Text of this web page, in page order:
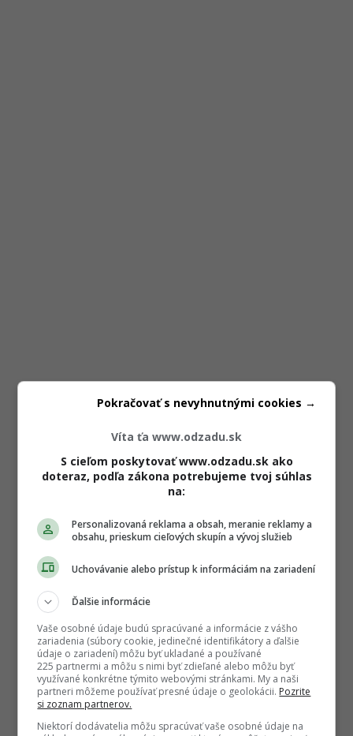
Víta ťa www.odzadu.sk
S cieľom poskytovať www.odzadu.sk ako
doteraz, podľa zákona potrebujeme tvoj súhlas
na:
Personalizovaná reklama a obsah, meranie reklamy a
obsahu, prieskum cieľových skupín a vývoj služieb
Uchovávanie alebo prístup k informáciám na zariadení
Ďalšie informácie
Vaše osobné údaje budú spracúvané a informácie z vášho
zariadenia (súbory cookie, jedinečné identifikátory a ďalšie
údaje o zariadení) môžu byť ukladané a používané
225 partnermi a môžu s nimi byť zdieľané alebo môžu byť
využívané konkrétne týmito webovými stránkami. My a naši
partneri môžeme používať presné údaje o geolokácii. Pozrite
si zoznam partnerov.
Niektorí dodávatelia môžu spracúvať vaše osobné údaje na
Pokračovať s nevyhnutnými cookies →